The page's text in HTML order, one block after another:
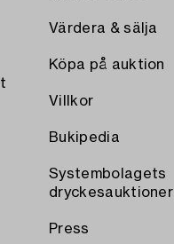
Värdera & sälja
Köpa på auktion
Villkor
Bukipedia
Systembolagets
dryckesauktioner
Press